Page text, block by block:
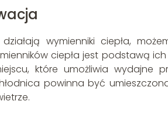
wymienniki ciepła,
ciepła jest podstawą
które umożliwia wydajne
powinna być